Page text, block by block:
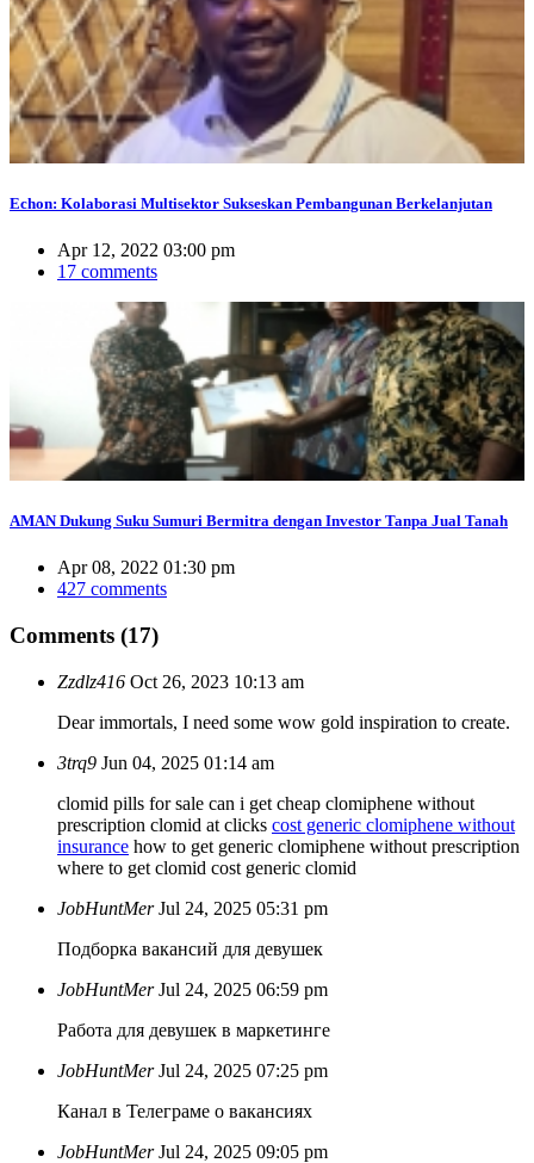
Echon: Kolaborasi Multisektor Sukseskan Pembangunan Berkelanjutan
Apr 12, 2022 03:00 pm
17 comments
AMAN Dukung Suku Sumuri Bermitra dengan Investor Tanpa Jual Tanah
Apr 08, 2022 01:30 pm
427 comments
Comments (17)
Zzdlz416 Oct 26, 2023 10:13 am
Dear immortals, I need some wow gold inspiration to create.
3trq9 Jun 04, 2025 01:14 am
clomid pills for sale can i get cheap clomiphene without
prescription clomid at clicks cost generic clomiphene without
insurance how to get generic clomiphene without prescription
where to get clomid cost generic clomid
JobHuntMer Jul 24, 2025 05:31 pm
Подборка вакансий для девушек
JobHuntMer Jul 24, 2025 06:59 pm
Работа для девушек в маркетинге
JobHuntMer Jul 24, 2025 07:25 pm
Канал в Телеграме о вакансиях
JobHuntMer Jul 24, 2025 09:05 pm